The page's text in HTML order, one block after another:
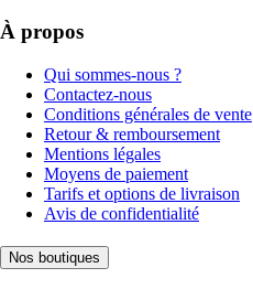
À propos
Qui sommes-nous ?
Contactez-nous
Conditions générales de vente
Retour & remboursement
Mentions légales
Moyens de paiement
Tarifs et options de livraison
Avis de confidentialité
Nos boutiques